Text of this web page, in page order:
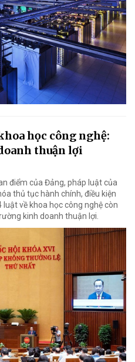
học công nghệ:
thuận lợi
điểm của Đảng, pháp luật của
thủ tục hành chính, điều kiện
về khoa học công nghệ còn
kinh doanh thuận lợi.